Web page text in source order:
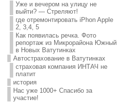
Уже и вечером на улицу не
выйти? — Стреляют!
где отремонтировать iPhon Apple
2, 3,4, 5
Как появилась речка. Фото
репортаж из Микрорайона Южный
в Новых Ватутинках
Автострахование в Ватутинках
страховая компания ИНТАЧ не
платит
история
Нас уже 1000+ Спасибо за
участие!